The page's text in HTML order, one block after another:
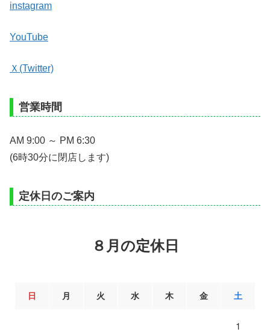
instagram
YouTube
Ｘ(Twitter)
営業時間
AM 9:00 ～ PM 6:30
(6時30分に閉店します)
定休日のご案内
８月の定休日
日 月 火 水 木 金 土
1